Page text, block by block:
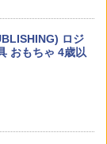
ロジ
おもちゃ 4歳以